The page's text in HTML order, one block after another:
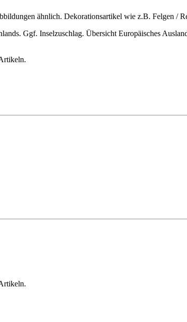
ähnlich. Dekorationsartikel wie z.B. Felgen /
Ggf. Inselzuschlag. Übersicht Europäisches